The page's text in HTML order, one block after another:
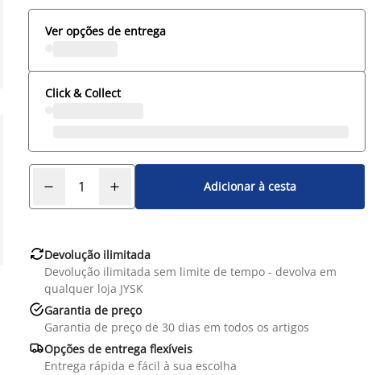
Ver opções de entrega
Click & Collect
Adicionar à cesta
Devolução ilimitada
Devolução ilimitada sem limite de tempo - devolva em
qualquer loja JYSK
Garantia de preço
Garantia de preço de 30 dias em todos os artigos
Opções de entrega flexíveis
Entrega rápida e fácil à sua escolha